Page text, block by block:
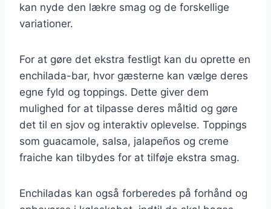
kan nyde den lækre smag og de forskellige
variationer.
For at gøre det ekstra festligt kan du oprette en
enchilada-bar, hvor gæsterne kan vælge deres
egne fyld og toppings. Dette giver dem
mulighed for at tilpasse deres måltid og gøre
det til en sjov og interaktiv oplevelse. Toppings
som guacamole, salsa, jalapeños og creme
fraiche kan tilbydes for at tilføje ekstra smag.
Enchiladas kan også forberedes på forhånd og